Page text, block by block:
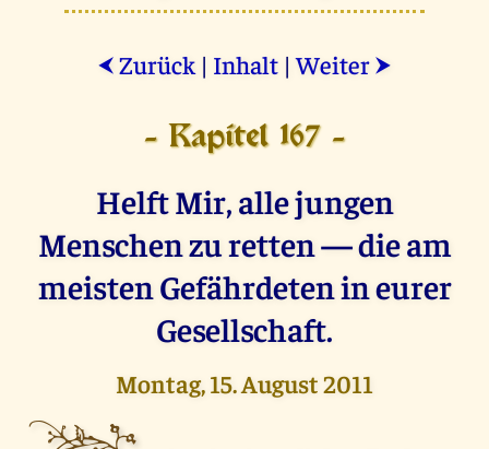
⮜ Zurück | Inhalt |Weiter ⮞
- Kapitel 167 -
Helft Mir, alle jungen
Menschen zu retten — die am
meisten Gefährdeten in eurer
Gesellschaft.
Montag, 15. August 2011